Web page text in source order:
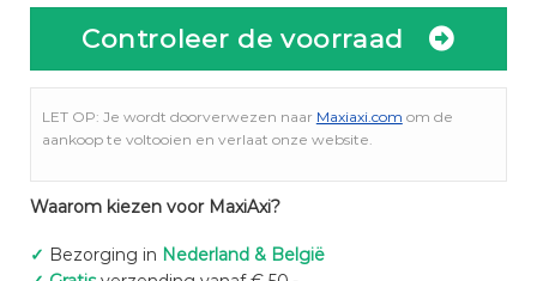
Controleer de voorraad
LET OP: Je wordt doorverwezen naar Maxiaxi.com om de
aankoop te voltooien en verlaat onze website.
Waarom kiezen voor MaxiAxi?
✓ Bezorging in Nederland & België